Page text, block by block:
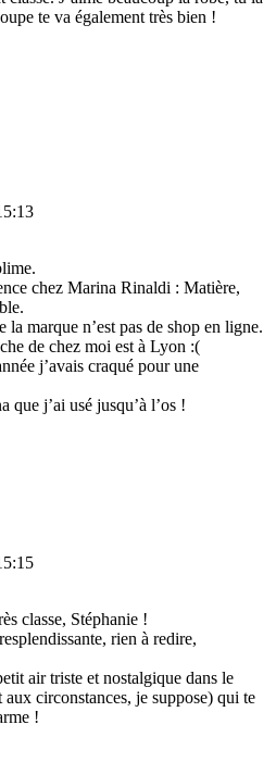
te va également très bien !
chez Marina Rinaldi : Matière,
la marque n’est pas de shop en ligne.
de chez moi est à Lyon :(
j’avais craqué pour une
que j’ai usé jusqu’à l’os !
classe, Stéphanie !
rien à redire,
air triste et nostalgique dans le
aux circonstances, je suppose) qui te
!